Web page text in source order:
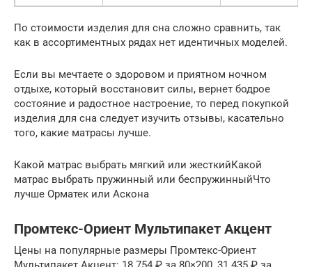
По стоимости изделия для сна сложно сравнить, так
как в ассортиментных рядах нет идентичных моделей.
Если вы мечтаете о здоровом и приятном ночном
отдыхе, который восстановит силы, вернет бодрое
состояние и радостное настроение, то перед покупкой
изделия для сна следует изучить отзывы, касательно
того, какие матрасы лучше.
Какой матрас выбрать мягкий или жесткийКакой
матрас выбрать пружинный или беспружинныйЧто
лучше Орматек или Аскона
Промтекс-Ориент Мультипакет Акцент
Цены на популярные размеры Промтекс-Ориент